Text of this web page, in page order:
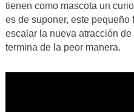
tienen como mascota un
es de suponer, este
escalar la nueva atracción
termina de la peor manera.